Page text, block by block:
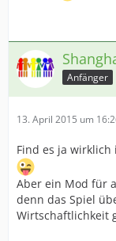
Anfänger
13. April 2015 um
Find es ja wirklich
Aber ein Mod für
denn das Spiel
Wirtschaftlichkeit